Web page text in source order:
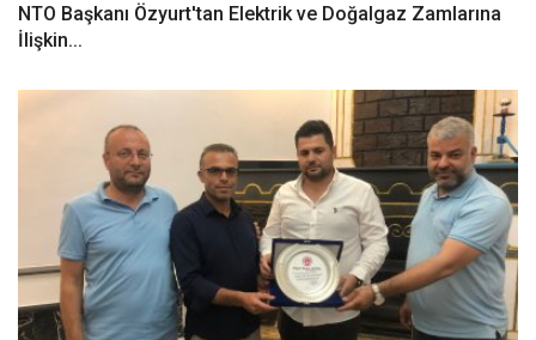
NTO Başkanı Özyurt'tan Elektrik ve Doğalgaz Zamlarına
İlişkin...